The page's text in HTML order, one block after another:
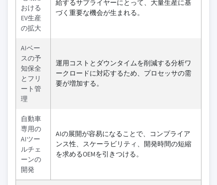
おける
EV生産
の拡大
給するサプライヤーにとって、大量生産に基
づく重要な機会が生まれる。
AIベー
スの予
知保全
とフリ
ート管
理
運用コストとダウンタイムを削減する分析ワ
ークロードに対応するため、プロセッサの需
要が増加する。
自動車
専用の
AIツー
ルチェ
ーンの
開発
AIの展開が容易になることで、コンプライア
ンス性、スケーラビリティ、開発時間の短縮
を求めるOEMを引きつける。